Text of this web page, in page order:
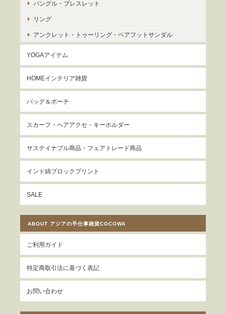
バングル・ブレスレット
リング
アンクレット・トゥーリング・ベアフットサンダル
YOGAアイテム
HOMEインテリア雑貨
バッグ＆ポーチ
スカーフ・ヘアアクセ・キーホルダー
サステイナブル商品・フェアトレード商品
インド綿ブロックプリント
SALE
ABOUT アジアの手仕事雑貨COCOWA
ご利用ガイド
特定商取引法に基づく表記
お問い合わせ